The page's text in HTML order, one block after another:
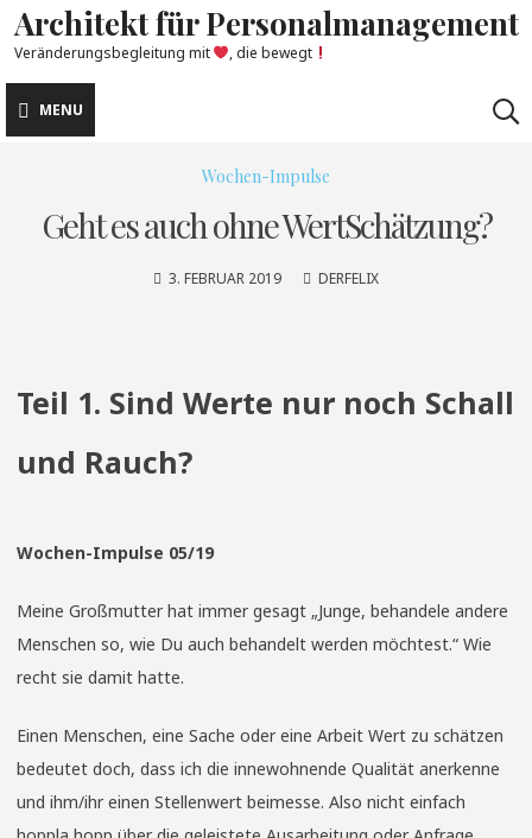
Skip
to
content
Architekt für Personalmanagement
Veränderungsbegleitung mit , die bewegt
MENU
Wochen-Impulse
Geht es auch ohne WertSchätzung?
3. FEBRUAR 2019 DERFELIX
Teil 1. Sind Werte nur noch Schall
und Rauch?
Wochen-Impulse 05/19
Meine Großmutter hat immer gesagt „Junge, behandele andere
Menschen so, wie Du auch behandelt werden möchtest.“ Wie
recht sie damit hatte.
Einen Menschen, eine Sache oder eine Arbeit Wert zu schätzen
bedeutet doch, dass ich die innewohnende Qualität anerkenne
und ihm/ihr einen Stellenwert beimesse. Also nicht einfach